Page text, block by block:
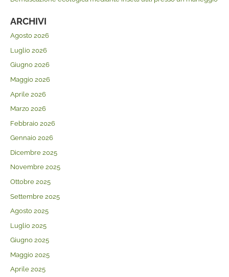
ARCHIVI
Agosto 2026
Luglio 2026
Giugno 2026
Maggio 2026
Aprile 2026
Marzo 2026
Febbraio 2026
Gennaio 2026
Dicembre 2025
Novembre 2025
Ottobre 2025
Settembre 2025
Agosto 2025
Luglio 2025
Giugno 2025
Maggio 2025
Aprile 2025